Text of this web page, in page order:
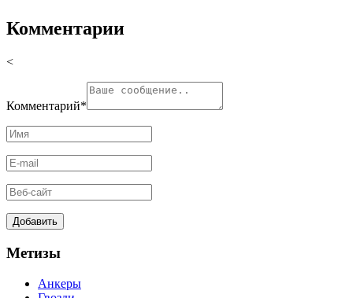
Комментарии
<
Комментарий*
Метизы
Анкеры